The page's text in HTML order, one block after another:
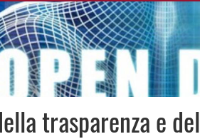
trasparenza e